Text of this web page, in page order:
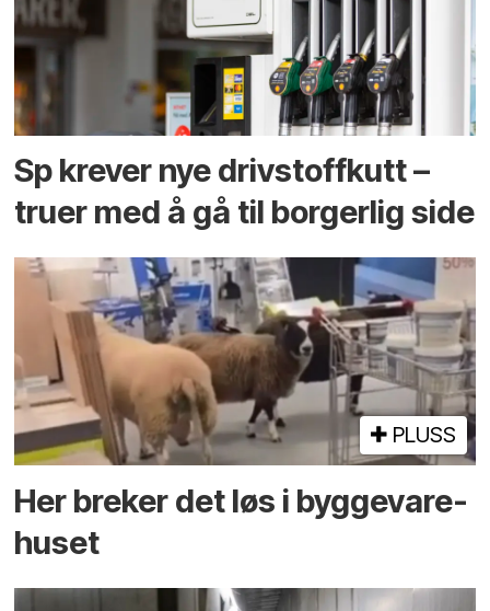
Sp krever nye drivstoffkutt –
truer med å gå til borgerlig side
PLUSS
Her breker det løs i bygge­vare­
huset